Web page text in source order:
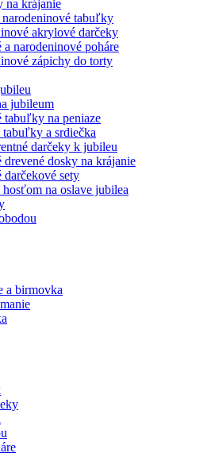
na krájanie
narodeninové tabuľky
akrylové darčeky
a narodeninové poháre
zápichy do torty
jubileum
tabuľky na peniaze
tabuľky a srdiečka
darčeky k jubileu
drevené dosky na krájanie
darčekové sety
na oslave jubilea
a birmovka